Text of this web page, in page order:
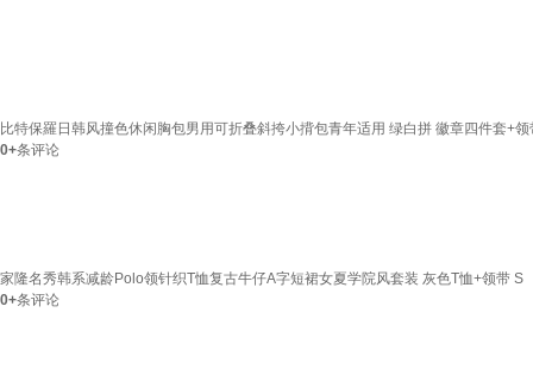
比特保羅日韩风撞色休闲胸包男用可折叠斜挎小揹包青年适用 绿白拼 徽章四件套+领
0+条评论
家隆名秀韩系减龄Polo领针织T恤复古牛仔A字短裙女夏学院风套装 灰色T恤+领带 S
0+条评论